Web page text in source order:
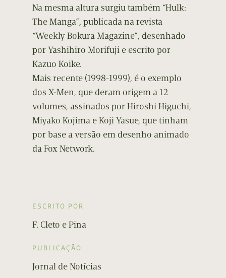
Na mesma altura surgiu também “Hulk:
The Manga”, publicada na revista
“Weekly Bokura Magazine”, desenhado
por Yashihiro Morifuji e escrito por
Kazuo Koike.
Mais recente (1998-1999), é o exemplo
dos X-Men, que deram origem a 12
volumes, assinados por Hiroshi Higuchi,
Miyako Kojima e Koji Yasue, que tinham
por base a versão em desenho animado
da Fox Network.
ESCRITO POR
F. Cleto e Pina
PUBLICAÇÃO
Jornal de Notícias